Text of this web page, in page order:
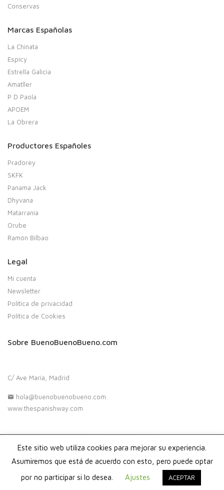
Conservas
Marcas Españolas
La Chinata
Espicy
Estrella Galicia
Amatller
P D Paola
APOEM
La Obrera
Productores Españoles
Pradorey
SKFK
Panama Jack
Dhyvana
Matarrania
Orube
Ramón Bilbao
Legal
Mi cuenta
Newsletter
Política de privacidad
Política de Cookies
Sobre BuenoBuenoBueno.com
C/ Ave María, Madrid
hola@buenobuenobueno.com
www.thespanishway.com
Copyright 2020. Buenobuenobueno.com - Todos los derechos
reservados
Este sitio web utiliza cookies para mejorar su experiencia.
Asumiremos que está de acuerdo con esto, pero puede optar
por no participar si lo desea.
Ajustes ACEPTAR